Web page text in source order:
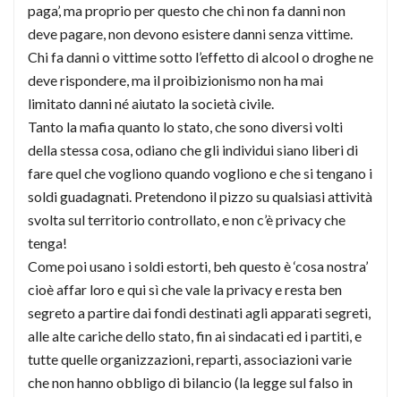
paga’, ma proprio per questo che chi non fa danni non
deve pagare, non devono esistere danni senza vittime.
Chi fa danni o vittime sotto l’effetto di alcool o droghe ne
deve rispondere, ma il proibizionismo non ha mai
limitato danni né aiutato la società civile.
Tanto la mafia quanto lo stato, che sono diversi volti
della stessa cosa, odiano che gli individui siano liberi di
fare quel che vogliono quando vogliono e che si tengano i
soldi guadagnati. Pretendono il pizzo su qualsiasi attività
svolta sul territorio controllato, e non c’è privacy che
tenga!
Come poi usano i soldi estorti, beh questo è ‘cosa nostra’
cioè affar loro e qui sì che vale la privacy e resta ben
segreto a partire dai fondi destinati agli apparati segreti,
alle alte cariche dello stato, fin ai sindacati ed i partiti, e
tutte quelle organizzazioni, reparti, associazioni varie
che non hanno obbligo di bilancio (la legge sul falso in